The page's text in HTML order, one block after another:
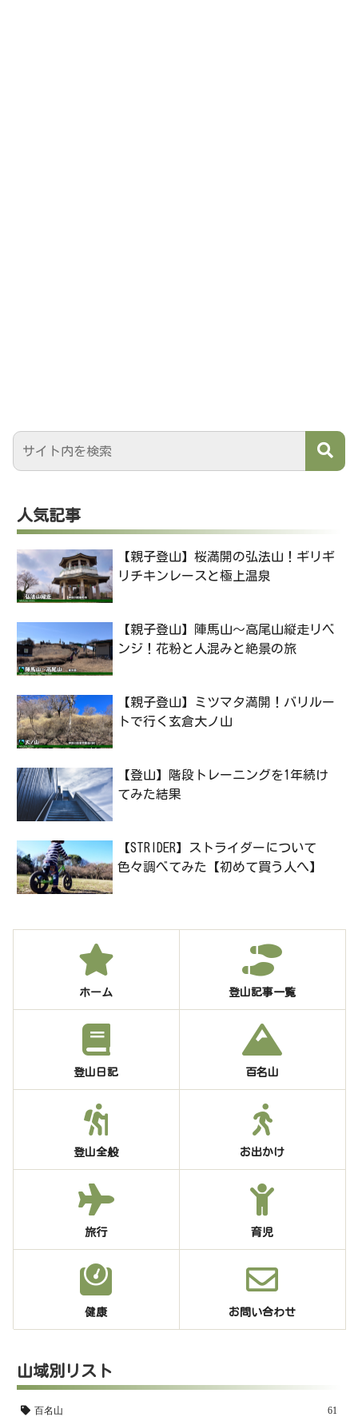
人気記事
【親子登山】桜満開の弘法山！ギリギ
リチキンレースと極上温泉
【親子登山】陣馬山〜高尾山縦走リベ
ンジ！花粉と人混みと絶景の旅
【親子登山】ミツマタ満開！バリルー
トで行く玄倉大ノ山
【登山】階段トレーニングを1年続け
てみた結果
【STRIDER】ストライダーについて
色々調べてみた【初めて買う人へ】
ホーム 登山記事一覧
登山日記 百名山
登山全般 お出かけ
旅行 育児
健康 お問い合わせ
山域別リスト
百名山 61